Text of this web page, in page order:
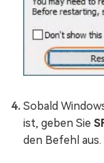
Sobald
ist, geben Sie
den Befehl aus.